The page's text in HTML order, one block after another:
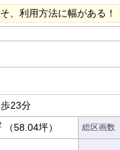
、利用方法に幅がある！
23分
（58.04坪） 総区画数